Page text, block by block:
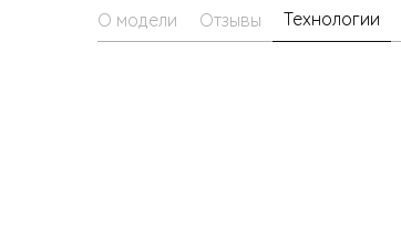
О модели Отзывы Технологии